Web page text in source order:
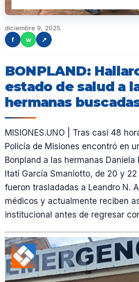
diciembre 9, 2025
f
w ↗
BONPLAND:
estado de salud a
hermanas
MISIONES.UNO | Tras casi 48
Policía de Misiones encontró en
Bonpland a las hermanas Daniela
Itatí García Smaniotto, de 20 y
fueron trasladadas a Leandro N.
médicos y actualmente reciben
institucional antes de regresar